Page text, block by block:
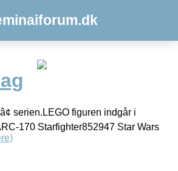
serien.LEGO figuren indgår i
170 Starfighter852947 Star Wars